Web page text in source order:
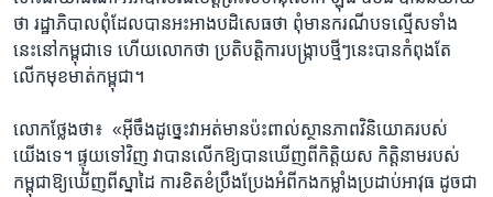
ថា​ រដ្ឋាភិបាល​ពុំ​ដែល​បាន​អះអាង​បដិសេធ​ថា ​ពុំ​មាន​ករណី​បទ​ល្មើស​ទាំង​
នេះ​នៅ​កម្ពុជា​ទេ ​ហើយ​លោក​ថា ​ប្រតិបត្តិ​ការ​បង្ក្រាប​ថ្មីៗ​នេះ​បាន​កំពុង​តែ​
លើក​មុខមាត់​កម្ពុជា។
លោក​ថ្លែង​ថា៖ ​ «អ៊ីចឹង​ដូច្នេះ​វា​អត់​មាន​ប៉ះពាល់​ស្ថាន​ភាព​វិនិយោគ​របស់​
យើង​ទេ។ ​ផ្ទុយ​ទៅ​វិញ​ វា​បាន​លើក​ឱ្យ​បាន​ឃើញ​ពី​កិត្តិយស ​កិត្តិនាម​របស់​
កម្ពុជា​ឱ្យ​ឃើញ​ពី​ស្នាដៃ ​ការ​ខិតខំ​ប្រឹង​ប្រែង​អំពី​កង​កម្លាំង​ប្រដាប់​អាវុធ​ ដូចជា​